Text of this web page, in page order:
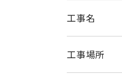
工事名
工事場所